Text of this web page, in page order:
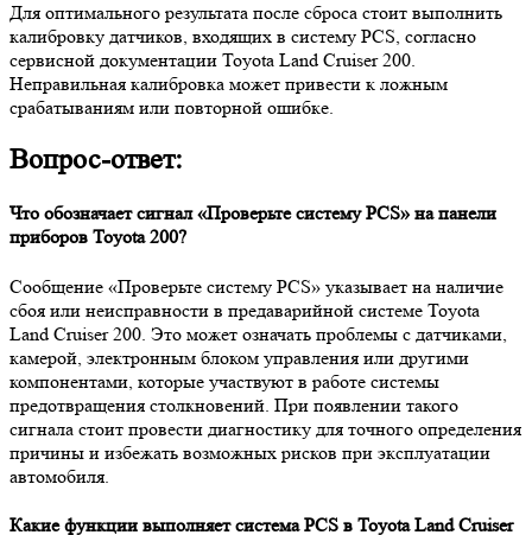
Для оптимального результата после сброса стоит выполнить
калибровку датчиков, входящих в систему PCS, согласно
сервисной документации Toyota Land Cruiser 200.
Неправильная калибровка может привести к ложным
срабатываниям или повторной ошибке.
Вопрос-ответ:
Что обозначает сигнал «Проверьте систему PCS» на панели
приборов Toyota 200?
Сообщение «Проверьте систему PCS» указывает на наличие
сбоя или неисправности в предаварийной системе Toyota
Land Cruiser 200. Это может означать проблемы с датчиками,
камерой, электронным блоком управления или другими
компонентами, которые участвуют в работе системы
предотвращения столкновений. При появлении такого
сигнала стоит провести диагностику для точного определения
причины и избежать возможных рисков при эксплуатации
автомобиля.
Какие функции выполняет система PCS в Toyota Land Cruiser